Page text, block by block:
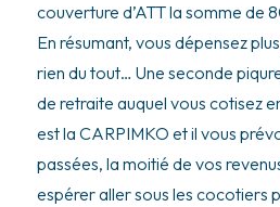
couverture d’ATT la somme de
En résumant, vous dépensez
rien du tout… Une seconde
de retraite auquel vous cotisez
est la CARPIMKO et il vous
passées, la moitié de vos
espérer aller sous les cocotiers